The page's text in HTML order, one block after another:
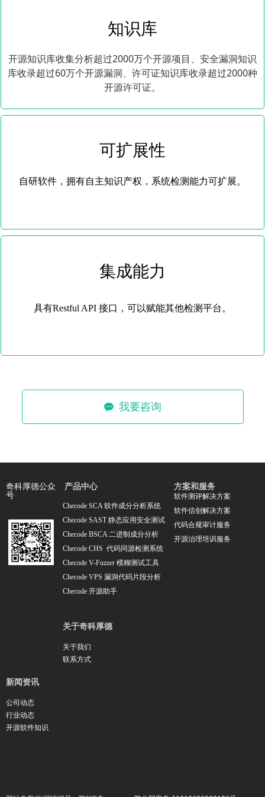
知识库
开源知识库收集分析超过2000万个开源项目、安全漏洞知识
库收录超过60万个开源漏洞、许可证知识库收录超过2000种
开源许可证。
可扩展性
自研软件，拥有自主知识产权，系统检测能力可扩展。
集成能力
具有Restful API 接口，可以赋能其他检测平台。
끁 我要咨询
Checode SCA 软件成分分析系统
Checode SAST 静态应用安全测试
Checode BSCA 二进制成分分析
Checode CHS 代码同源检测系统
Checode V-Fuzzer 模糊测试工具
Checode VPS 漏洞代码片段分析
Checode 开源助手
奇科厚德公众
号
产品中心
软件测评解决方案
软件信创解决方案
代码合规审计服务
开源治理培训服务
新闻资讯
方案和服务
公司动态
行业动态
开源软件知识
关于奇科厚德
关于我们
联系方式